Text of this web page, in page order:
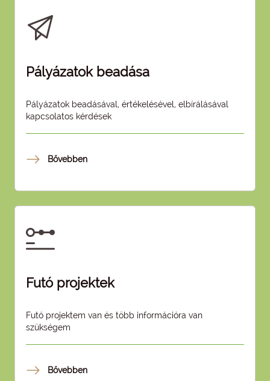
Pályázatok beadása
Pályázatok beadásával, értékelésével, elbírálásával
kapcsolatos kérdések
Bővebben
Futó projektek
Futó projektem van és több információra van
szükségem
Bővebben